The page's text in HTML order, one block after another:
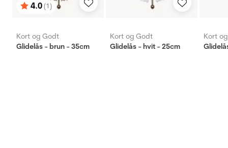
Betyg:
4.0(1)
utav 5 stjärnor
Kort og Godt
Glidelås - brun - 35cm
Kort og Godt
Glidelås - hvit - 25cm
Kort